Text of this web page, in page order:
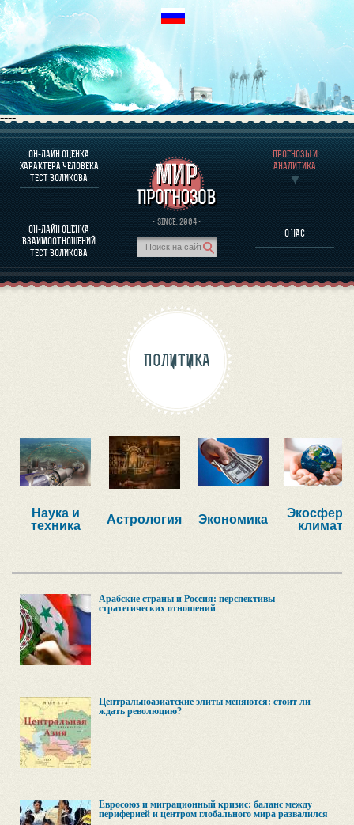
----
ОН-ЛАЙН ОЦЕНКА
ХАРАКТЕРА ЧЕЛОВЕКА
ТЕСТ ВОЛИКОВА
ОН-ЛАЙН ОЦЕНКА
ВЗАИМООТНОШЕНИЙ
ТЕСТ ВОЛИКОВА
· SINCE. 2004 ·
ПРОГНОЗЫ И
АНАЛИТИКА
О НАС
О ПРОГРАММЕ
ОЦЕНКА ХАРАКТЕРA ЧЕЛОВЕКА
ОЦЕНКА ХАРАКТЕРА ВЫДАЮЩИХСЯ ЛИЧНОСТЕЙ
О ПРОГРАММЕ
ПРОГНОЗЫ И АНАЛИТИКА
ПОЛИТИКА
Наука и
техника
Астрология Экономика
Экосфера,
климат
Арабские страны и Россия: перспективы
стратегических отношений
Центральноазиатские элиты меняются: стоит ли
ждать революцию?
Евросоюз и миграционный кризис: баланс между
периферией и центром глобального мира развалился